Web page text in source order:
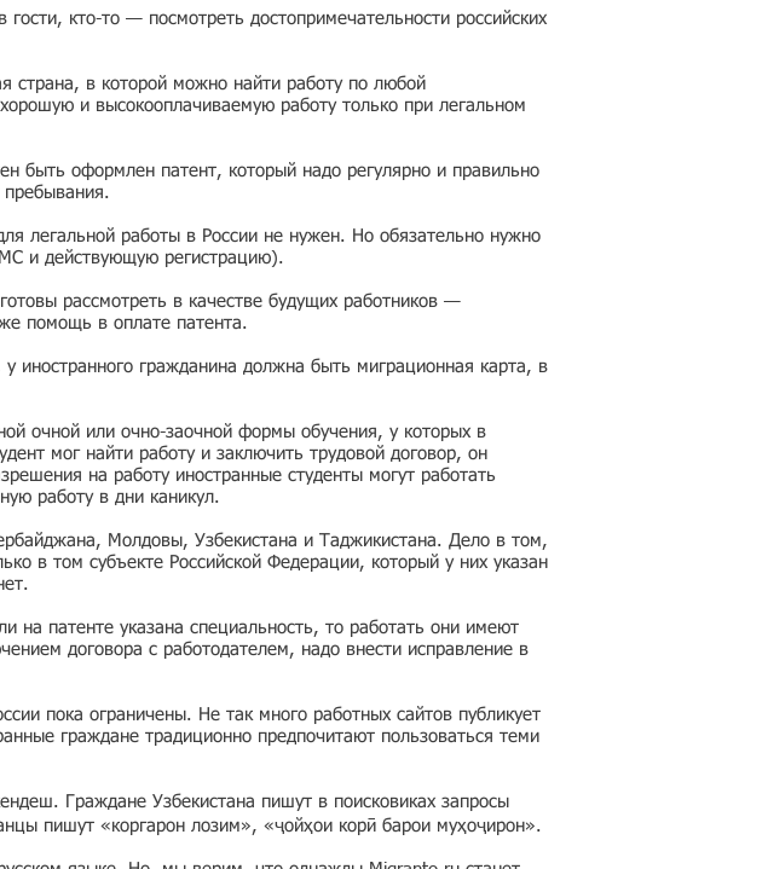
кто-то — посмотреть достопримечательности российских
страна, в которой можно найти работу по любой
и высокооплачиваемую работу только при легальном
быть оформлен патент, который надо регулярно и правильно
легальной работы в России не нужен. Но обязательно нужно
и действующую регистрацию).
рассмотреть в качестве будущих работников —
помощь в оплате патента.
иностранного гражданина должна быть миграционная карта, в
очной или очно-заочной формы обучения, у которых в
мог найти работу и заключить трудовой договор, он
на работу иностранные студенты могут работать
работу в дни каникул.
Молдовы, Узбекистана и Таджикистана. Дело в том,
в том субъекте Российской Федерации, который у них указан
патенте указана специальность, то работать они имеют
договора с работодателем, надо внести исправление в
пока ограничены. Не так много работных сайтов публикует
граждане традиционно предпочитают пользоваться теми
Граждане Узбекистана пишут в поисковиках запросы
пишут «коргарон лозим», «ҷойҳои корӣ барои муҳоҷирон».